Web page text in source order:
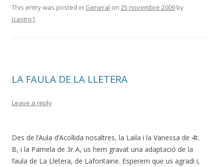
e
b
k
itt m
ix
This entry was posted in General on 25 novembre 2009 by
jcastro1.
LA FAULA DE LA LLETERA
Leave a reply
Des de l’Aula d’Acollida nosaltres, la Laila i la Vanessa de 4t.
B, i la Pamela de 3r A, us hem gravat una adaptació de la
faula de La Lletera, de Lafontaine. Esperem que us agradi i,